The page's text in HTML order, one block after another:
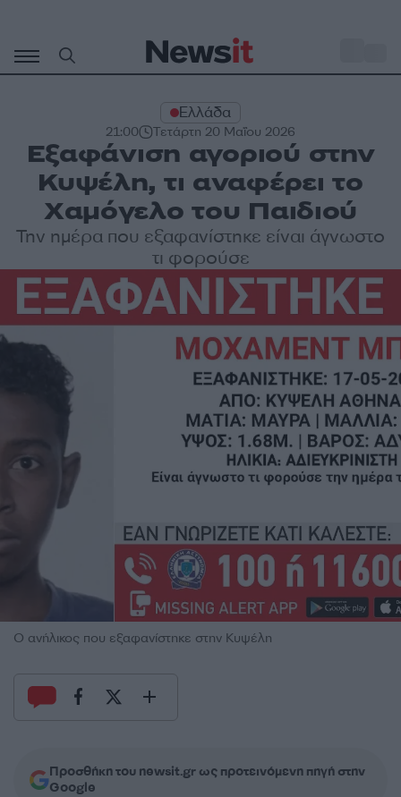
περιεχόμενο
Ελλάδα
21:00 Τετάρτη 20 Μαΐου 2026
Εξαφάνιση αγοριού στην
Κυψέλη, τι αναφέρει το
Χαμόγελο του Παιδιού
Την ημέρα που εξαφανίστηκε είναι άγνωστο
τι φορούσε
Ο ανήλικος που εξαφανίστηκε στην Κυψέλη
Προσθήκη του newsit.gr ως προτεινόμενη πηγή στην
Google